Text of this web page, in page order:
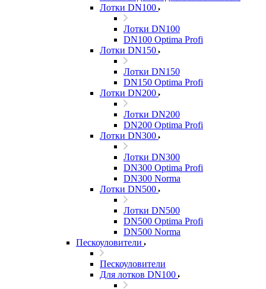
Лотки DN100
Лотки DN100
DN100 Optima Profi
Лотки DN150
Лотки DN150
DN150 Optima Profi
Лотки DN200
Лотки DN200
DN200 Optima Profi
Лотки DN300
Лотки DN300
DN300 Optima Profi
DN300 Norma
Лотки DN500
Лотки DN500
DN500 Optima Profi
DN500 Norma
Пескоуловители
Пескоуловители
Для лотков DN100